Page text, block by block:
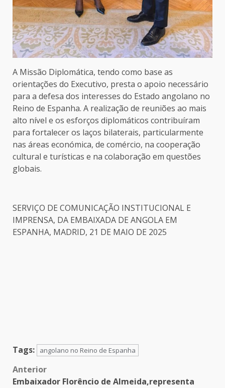
A Missão Diplomática, tendo como base as
orientações do Executivo, presta o apoio necessário
para a defesa dos interesses do Estado angolano no
Reino de Espanha. A realização de reuniões ao mais
alto nível e os esforços diplomáticos contribuíram
para fortalecer os laços bilaterais, particularmente
nas áreas económica, de comércio, na cooperação
cultural e turísticas e na colaboração em questões
globais.
SERVIÇO DE COMUNICAÇÃO INSTITUCIONAL E
IMPRENSA, DA EMBAIXADA DE ANGOLA EM
ESPANHA, MADRID, 21 DE MAIO DE 2025
Tags: angolano no Reino de Espanha
Post
Anterior
Embaixador Florêncio de Almeida,representa